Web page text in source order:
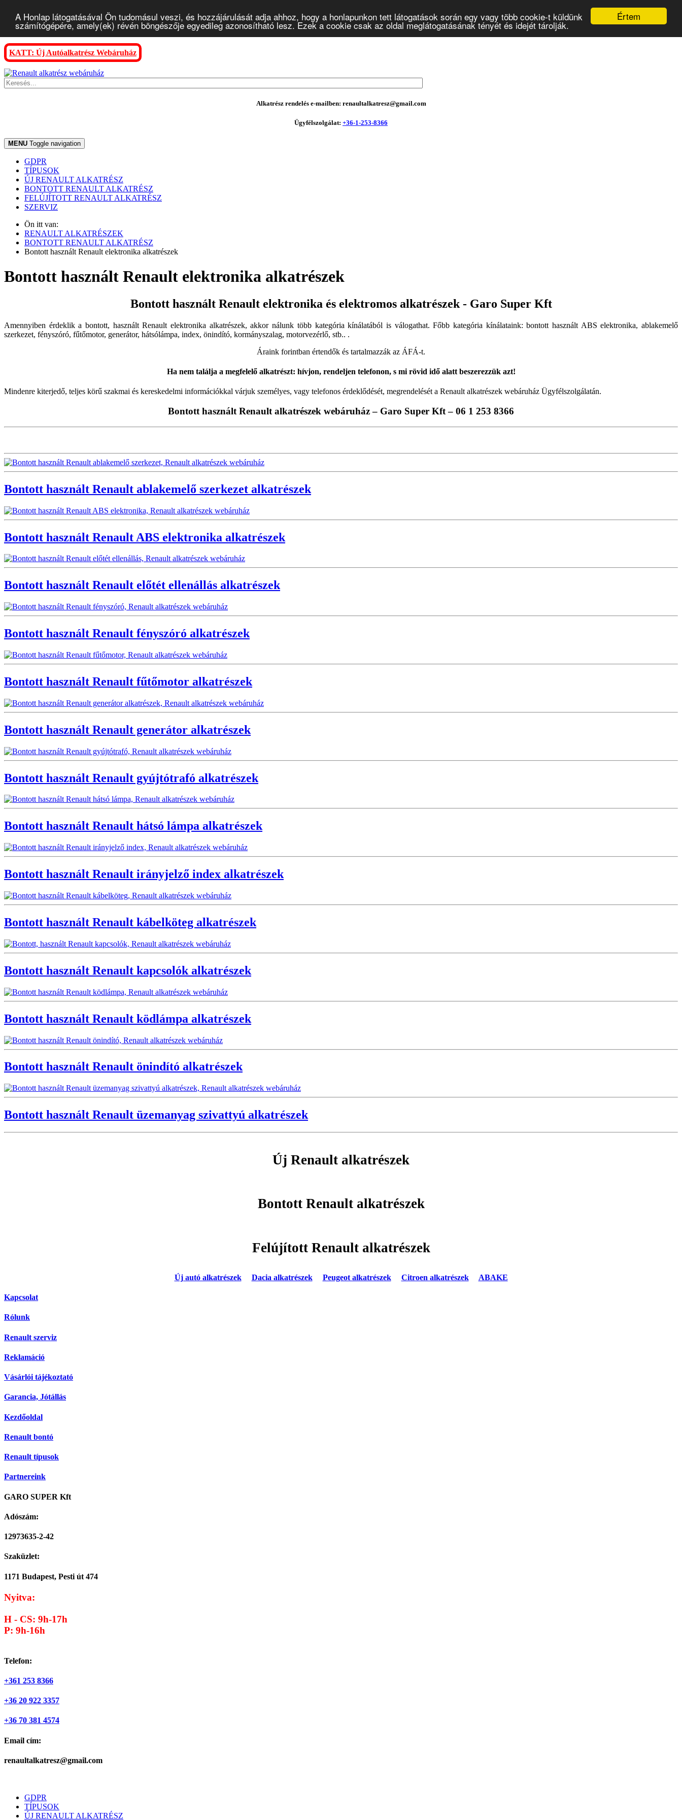
Értem
A Honlap látogatásával Ön tudomásul veszi, és hozzájárulását adja ahhoz, hogy a honlapunkon tett látogatások során egy vagy több cookie-t küldünk
számítógépére, amely(ek) révén böngészője egyedileg azonosítható lesz. Ezek a cookie csak az oldal meglátogatásának tényét és idejét tárolják.
KATT: Új Autóalkatrész Webáruház
Alkatrész rendelés e-mailben: renaultalkatresz@gmail.com
Ügyfélszolgálat: +36-1-253-8366
MENU Toggle navigation
GDPR
TÍPUSOK
ÚJ RENAULT ALKATRÉSZ
BONTOTT RENAULT ALKATRÉSZ
FELÚJÍTOTT RENAULT ALKATRÉSZ
SZERVIZ
Ön itt van:
RENAULT ALKATRÉSZEK
BONTOTT RENAULT ALKATRÉSZ
Bontott használt Renault elektronika alkatrészek
Bontott használt Renault elektronika alkatrészek
Bontott használt Renault elektronika és elektromos alkatrészek - Garo Super Kft
Amennyiben érdeklik a bontott, használt Renault elektronika alkatrészek, akkor nálunk több kategória kínálatából is válogathat. Főbb kategória kínálataink: bontott használt ABS elektronika, ablakemelő
szerkezet, fényszóró, fűtőmotor, generátor, hátsólámpa, index, önindító, kormányszalag, motorvezérlő, stb.. .
Áraink forintban értendők és tartalmazzák az ÁFÁ-t.
Ha nem találja a megfelelő alkatrészt: hívjon, rendeljen telefonon, s mi rövid idő alatt beszerezzük azt!
Mindenre kiterjedő, teljes körű szakmai és kereskedelmi információkkal várjuk személyes, vagy telefonos érdeklődését, megrendelését a Renault alkatrészek webáruház Ügyfélszolgálatán.
Bontott használt Renault alkatrészek webáruház – Garo Super Kft – 06 1 253 8366
Bontott használt Renault ablakemelő szerkezet alkatrészek
Bontott használt Renault ABS elektronika alkatrészek
Bontott használt Renault előtét ellenállás alkatrészek
Bontott használt Renault fényszóró alkatrészek
Bontott használt Renault fűtőmotor alkatrészek
Bontott használt Renault generátor alkatrészek
Bontott használt Renault gyújtótrafó alkatrészek
Bontott használt Renault hátsó lámpa alkatrészek
Bontott használt Renault irányjelző index alkatrészek
Bontott használt Renault kábelköteg alkatrészek
Bontott használt Renault kapcsolók alkatrészek
Bontott használt Renault ködlámpa alkatrészek
Bontott használt Renault önindító alkatrészek
Bontott használt Renault üzemanyag szivattyú alkatrészek
Új Renault alkatrészek
Bontott Renault alkatrészek
Felújított Renault alkatrészek
Új autó alkatrészek Dacia alkatrészek Peugeot alkatrészek Citroen alkatrészek ABAKE
Kapcsolat
Rólunk
Renault szerviz
Reklamáció
Vásárlói tájékoztató
Garancia, Jótállás
Kezdőoldal
Renault bontó
Renault típusok
Partnereink
GARO SUPER Kft
Adószám:
12973635-2-42
Szaküzlet:
1171 Budapest, Pesti út 474
Nyitva:
H - CS: 9h-17h
P: 9h-16h
Telefon:
+361 253 8366
+36 20 922 3357
+36 70 381 4574
Email cím:
renaultalkatresz@gmail.com
GDPR
TÍPUSOK
ÚJ RENAULT ALKATRÉSZ